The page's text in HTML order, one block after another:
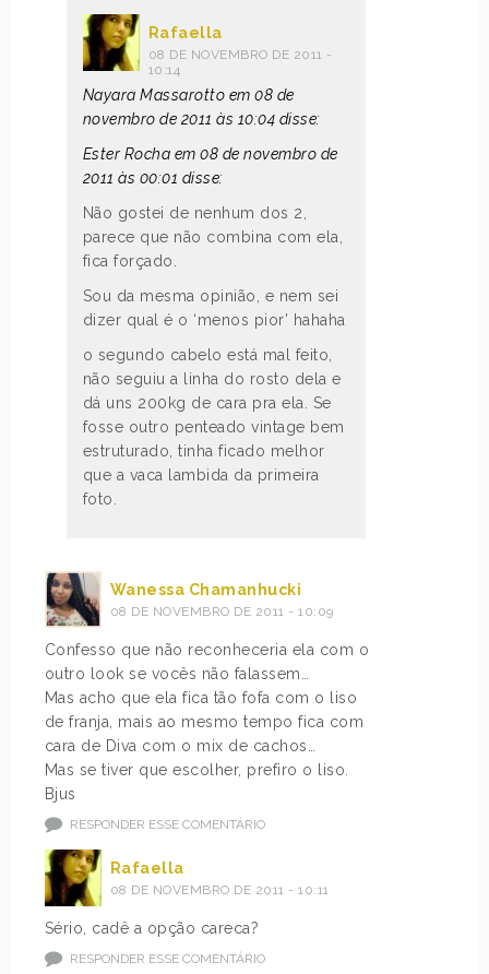
Rafaella
08 DE NOVEMBRO DE 2011 -
10:14
Nayara Massarotto em 08 de
novembro de 2011 às 10:04 disse:
Ester Rocha em 08 de novembro de
2011 às 00:01 disse:
Não gostei de nenhum dos 2,
parece que não combina com ela,
fica forçado.
Sou da mesma opinião, e nem sei
dizer qual é o ‘menos pior’ hahaha
o segundo cabelo está mal feito,
não seguiu a linha do rosto dela e
dá uns 200kg de cara pra ela. Se
fosse outro penteado vintage bem
estruturado, tinha ficado melhor
que a vaca lambida da primeira
foto.
Wanessa Chamanhucki
08 DE NOVEMBRO DE 2011 - 10:09
Confesso que não reconheceria ela com o
outro look se vocês não falassem…
Mas acho que ela fica tão fofa com o liso
de franja, mais ao mesmo tempo fica com
cara de Diva com o mix de cachos…
Mas se tiver que escolher, prefiro o liso.
Bjus
RESPONDER ESSE COMENTÁRIO
Rafaella
08 DE NOVEMBRO DE 2011 - 10:11
Sério, cadê a opção careca?
RESPONDER ESSE COMENTÁRIO